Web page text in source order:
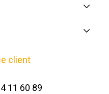
client
11 60 89